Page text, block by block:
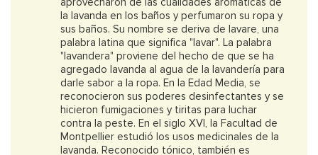
la lavanda en los baños y perfumaron su ropa y
sus baños. Su nombre se deriva de lavare, una
palabra latina que significa "lavar". La palabra
"lavandera" proviene del hecho de que se ha
agregado lavanda al agua de la lavandería para
darle sabor a la ropa. En la Edad Media, se
reconocieron sus poderes desinfectantes y se
hicieron fumigaciones y tiritas para luchar
contra la peste. En el siglo XVI, la Facultad de
Montpellier estudió los usos medicinales de la
lavanda. Reconocido tónico, también es